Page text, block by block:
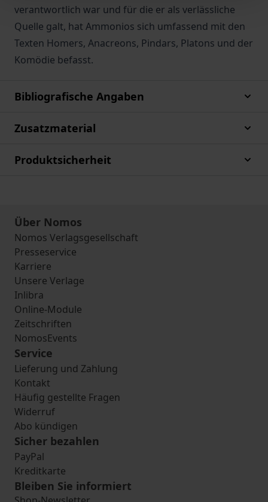
verantwortlich war und für die er als verlässliche
Quelle galt, hat Ammonios sich umfassend mit den
Texten Homers, Anacreons, Pindars, Platons und der
Komödie befasst.
Bibliografische Angaben
Zusatzmaterial
Produktsicherheit
Über Nomos
Nomos Verlagsgesellschaft
Presseservice
Karriere
Unsere Verlage
Inlibra
Online-Module
Zeitschriften
NomosEvents
Service
Lieferung und Zahlung
Kontakt
Häufig gestellte Fragen
Widerruf
Abo kündigen
Sicher bezahlen
PayPal
Kreditkarte
Bleiben Sie informiert